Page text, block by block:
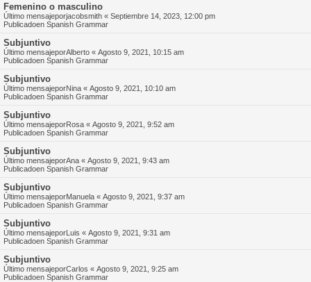
Femenino o masculino
Último mensajeporjacobsmith « Septiembre 14, 2023, 12:00 pm
Publicadoen Spanish Grammar
Subjuntivo
Último mensajeporAlberto « Agosto 9, 2021, 10:15 am
Publicadoen Spanish Grammar
Subjuntivo
Último mensajeporNina « Agosto 9, 2021, 10:10 am
Publicadoen Spanish Grammar
Subjuntivo
Último mensajeporRosa « Agosto 9, 2021, 9:52 am
Publicadoen Spanish Grammar
Subjuntivo
Último mensajeporAna « Agosto 9, 2021, 9:43 am
Publicadoen Spanish Grammar
Subjuntivo
Último mensajeporManuela « Agosto 9, 2021, 9:37 am
Publicadoen Spanish Grammar
Subjuntivo
Último mensajeporLuis « Agosto 9, 2021, 9:31 am
Publicadoen Spanish Grammar
Subjuntivo
Último mensajeporCarlos « Agosto 9, 2021, 9:25 am
Publicadoen Spanish Grammar